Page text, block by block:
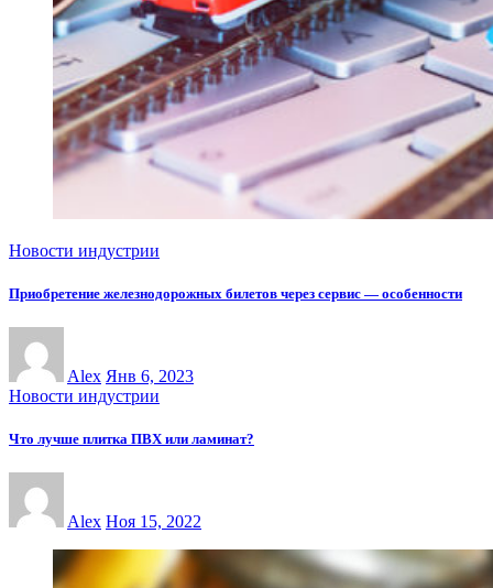
Новости индустрии
Приобретение железнодорожных билетов через сервис — особенности
Alex Янв 6, 2023
Новости индустрии
Что лучше плитка ПВХ или ламинат?
Alex Ноя 15, 2022